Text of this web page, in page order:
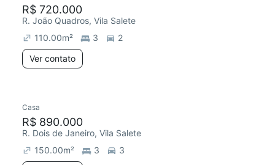
R$ 720.000
R. João Quadros, Vila Salete
110.00m² 3
2
Ver contato
Casa
R$ 890.000
R. Dois de Janeiro, Vila Salete
150.00m² 3
3